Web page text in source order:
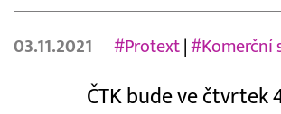
03.11.2021 #Protext| #Komerční
ČTK bude ve čtvrtek